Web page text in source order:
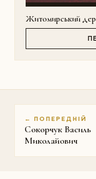
Житомирський
← ПОПЕРЕДНІЙ
Сокорчук Василь
Миколайович